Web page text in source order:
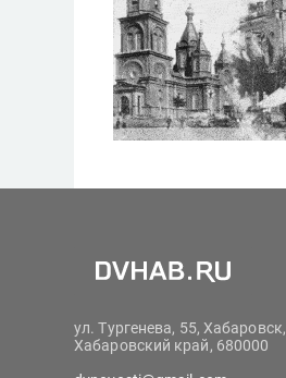
ул. Тургенева, 55, Хабаровск,
Хабаровский край, 680000